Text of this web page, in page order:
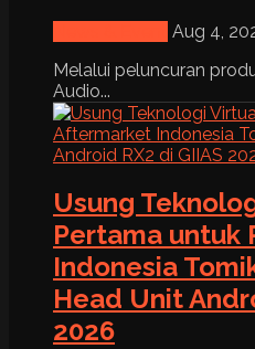
Aug 4,
Melalui peluncuran
Audio...
Usung
Pertama untuk
Indonesia
Head Unit
2026